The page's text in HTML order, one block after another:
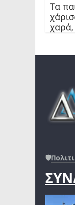
Τα
χαρά,
🛡️